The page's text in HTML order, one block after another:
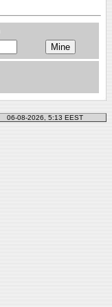
06-08-2026, 5:13 EEST